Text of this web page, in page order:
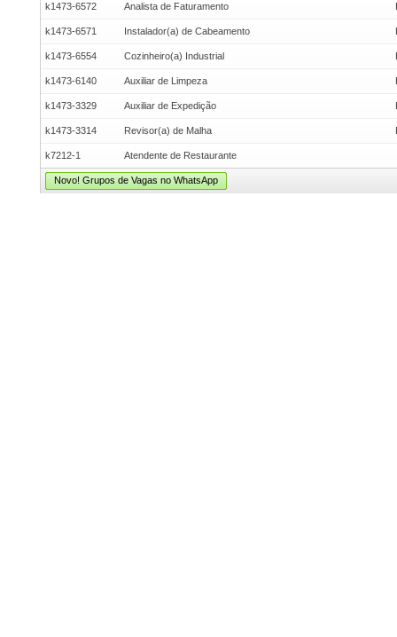
k1473-6572 Analista de Faturamento
k1473-6571 Instalador(a) de Cabeamento
k1473-6554 Cozinheiro(a) Industrial
k1473-6140 Auxiliar de Limpeza
k1473-3329 Auxiliar de Expedição
k1473-3314 Revisor(a) de Malha
k7212-1 Atendente de Restaurante
Novo! Grupos de Vagas no WhatsApp